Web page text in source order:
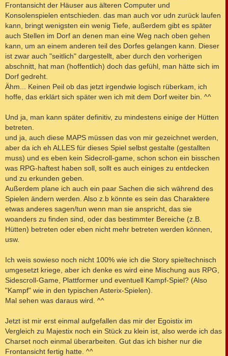
Frontansicht der Häuser aus älteren Computer und
Konsolenspielen entschieden. das man auch vor udn zurück laufen
kann, bringt wenigsten ein wenig Tiefe, außerdem gibt es später
auch Stellen im Dorf an denen man eine Weg nach oben gehen
kann, um an einem anderen teil des Dorfes gelangen kann. Dieser
ist zwar auch "seitlich" dargestellt, aber durch den vorherigen
abschnitt, hat man (hoffentlich) doch das gefühl, man hätte sich im
Dorf gedreht.
Ähm... Keinen Peil ob das jetzt irgendwie logisch rüberkam, ich
hoffe, das erklärt sich später wen ich mit dem Dorf weiter bin. ^^
Und ja, man kann später definitiv, zu mindestens einige der Hütten
betreten.
und ja, auch diese MAPS müssen das von mir gezeichnet werden,
aber da ich eh ALLES für dieses Spiel selbst gestalte (gestallten
muss) und es eben kein Sidecroll-game, schon schon ein bisschen
was RPG-haftest haben soll, sollt es auch einiges zu entdecken
und zu erkunden geben.
Außerdem plane ich auch ein paar Sachen die sich während des
Spielen ändern werden. Also z.b könnte es sein das Charaktere
etwas anderes sagen/tun wenn man sie anspricht, das sie
woanders zu finden sind, oder das bestimmter Bereiche (z.B.
Hütten) betreten oder eben nicht mehr betreten werden können,
usw.
Ich weis sowieso noch nicht 100% wie ich die Story spieltechnisch
umgesetzt kriege, aber ich denke es wird eine Mischung aus RPG,
Sidescroll-Game, Plattformer und eventuell Kampf-Spiel? (Also
"Kampf" wie in den typischen Asterix-Spielen).
Mal sehen was daraus wird. ^^
Jetzt ist mir erst einmal aufgefallen das mir der Egoistix im
Vergleich zu Majestix noch ein Stück zu klein ist, also werde ich das
Charset noch einmal überarbeiten. Gut das ich bisher nur die
Frontansicht fertig hatte. ^^